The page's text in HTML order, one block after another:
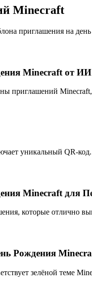
Minecraft
приглашения на
Minecraft от ИИ
приглашений
уникальный QR-
Minecraft для
которые отлично
Рождения
зелёной теме